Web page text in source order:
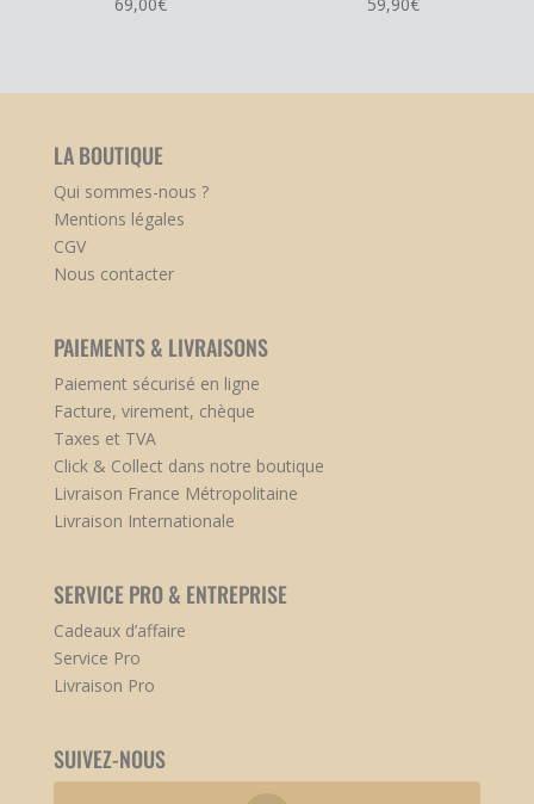
LA BOUTIQUE
Qui sommes-nous ?
Mentions légales
CGV
Nous contacter
PAIEMENTS & LIVRAISONS
Paiement sécurisé en ligne
Facture, virement, chèque
Taxes et TVA
Click & Collect dans notre boutique
Livraison France Métropolitaine
Livraison Internationale
SERVICE PRO & ENTREPRISE
Cadeaux d’affaire
Service Pro
Livraison Pro
SUIVEZ-NOUS